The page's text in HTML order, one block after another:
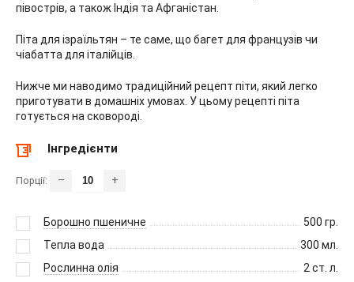
півострів, а також Індія та Афганістан.
Піта для ізраїльтян – те саме, що багет для французів чи
чіабатта для італійців.
Нижче ми наводимо традиційний рецепт піти, який легко
приготувати в домашніх умовах. У цьому рецепті піта
готується на сковороді.
Інгредієнти
Порції: – +
Борошно пшеничне 500 гр.
Тепла вода
300 мл.
Рослинна олія
2 ст. л.